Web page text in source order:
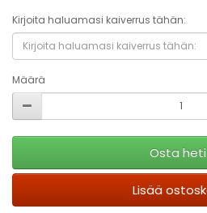
Kirjoita haluamasi kaiverrus tähän:
Määrä
Osta
Lisää